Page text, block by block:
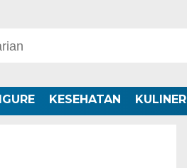
KESEHATAN KULINER